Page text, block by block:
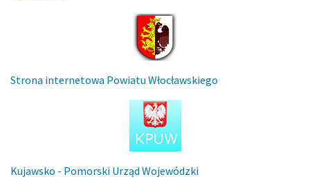
Strona internetowa Powiatu Włocławskiego
Kujawsko - Pomorski Urząd Wojewódzki